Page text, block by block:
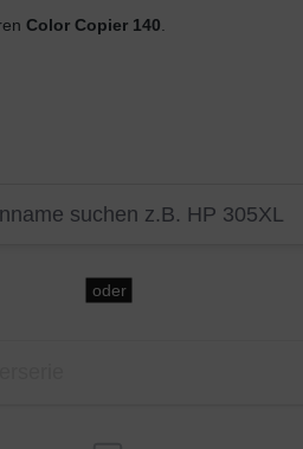
Color Copier 140
oder